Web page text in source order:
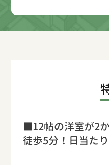
■12帖の洋室が2
徒歩5分！日当た